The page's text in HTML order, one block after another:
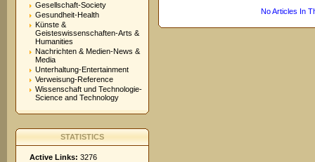
Gesellschaft-Society
Gesundheit-Health
Künste &
Geisteswissenschaften-Arts &
Humanities
Nachrichten & Medien-News &
Media
Unterhaltung-Entertainment
Verweisung-Reference
Wissenschaft und Technologie-
Science and Technology
STATISTICS
Active Links: 3276
No Articles In